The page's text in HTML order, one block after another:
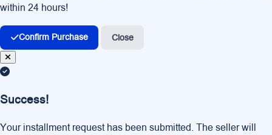
within 24 hours!
Confirm Purchase Close
Success!
Your installment request has been submitted. The seller will